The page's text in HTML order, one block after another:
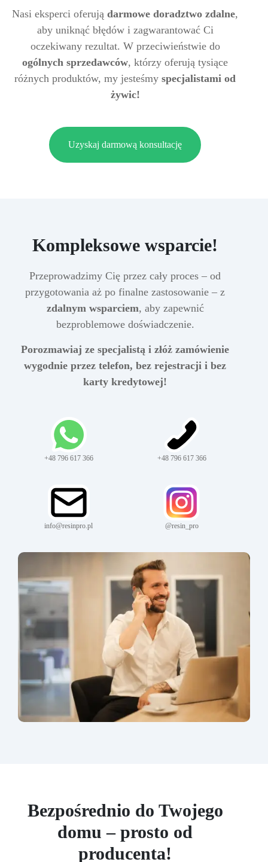
Nasi eksperci oferują darmowe doradztwo zdalne,
aby uniknąć błędów i zagwarantować Ci
oczekiwany rezultat. W przeciwieństwie do
ogólnych sprzedawców, którzy oferują tysiące
różnych produktów, my jesteśmy specjalistami od
żywic!
Uzyskaj darmową konsultację
Kompleksowe wsparcie!
Przeprowadzimy Cię przez cały proces – od
przygotowania aż po finalne zastosowanie – z
zdalnym wsparciem, aby zapewnić
bezproblemowe doświadczenie.
Porozmawiaj ze specjalistą i złóż zamówienie
wygodnie przez telefon, bez rejestracji i bez
karty kredytowej!
+48 796 617 366 +48 796 617 366
info@resinpro.pl @resin_pro
Bezpośrednio do Twojego
domu – prosto od
producenta!